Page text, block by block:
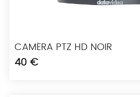
CAMÉRA PTZ HD NOIR
40 €